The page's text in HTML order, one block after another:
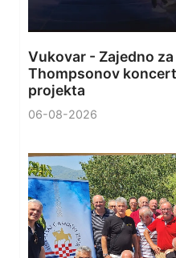
Vukovar - Zajedno
Thompsonov
projekta
06-08-2026